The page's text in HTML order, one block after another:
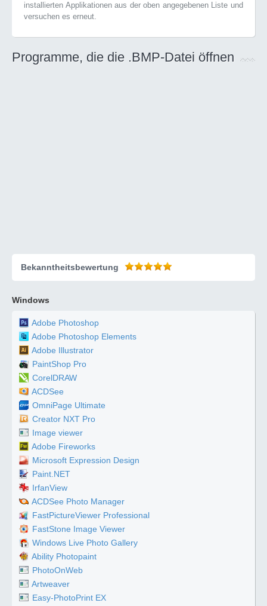
installierten Applikationen aus der oben angegebenen Liste und
versuchen es erneut.
Programme, die die .BMP-Datei öffnen
Bekanntheitsbewertung
Windows
Adobe Photoshop
Adobe Photoshop Elements
Adobe Illustrator
PaintShop Pro
CorelDRAW
ACDSee
OmniPage Ultimate
Creator NXT Pro
Image viewer
Adobe Fireworks
Microsoft Expression Design
Paint.NET
IrfanView
ACDSee Photo Manager
FastPictureViewer Professional
FastStone Image Viewer
Windows Live Photo Gallery
Ability Photopaint
PhotoOnWeb
Artweaver
Easy-PhotoPrint EX